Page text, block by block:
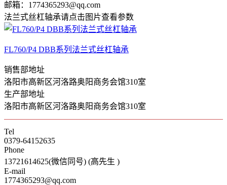
邮箱：1774365293@qq.com
法兰式丝杠轴承请点击图片查看参数
FL760/P4 DBB系列法兰式丝杠轴承
销售部地址
洛阳市高新区河洛路奥阳商务会馆310室
生产部地址
洛阳市高新区河洛路奥阳商务会馆310室
Tel
0379-64152635
Phone
13721614625(微信同号) (高先生 )
E-mail
1774365293@qq.com